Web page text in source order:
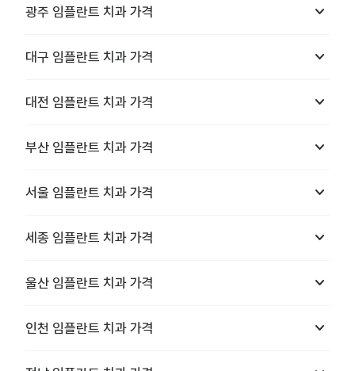
광주 임플란트 치과 가격 keyboard_arrow_down
대구 임플란트 치과 가격 keyboard_arrow_down
대전 임플란트 치과 가격 keyboard_arrow_down
부산 임플란트 치과 가격 keyboard_arrow_down
서울 임플란트 치과 가격 keyboard_arrow_down
세종 임플란트 치과 가격 keyboard_arrow_down
울산 임플란트 치과 가격 keyboard_arrow_down
인천 임플란트 치과 가격 keyboard_arrow_down